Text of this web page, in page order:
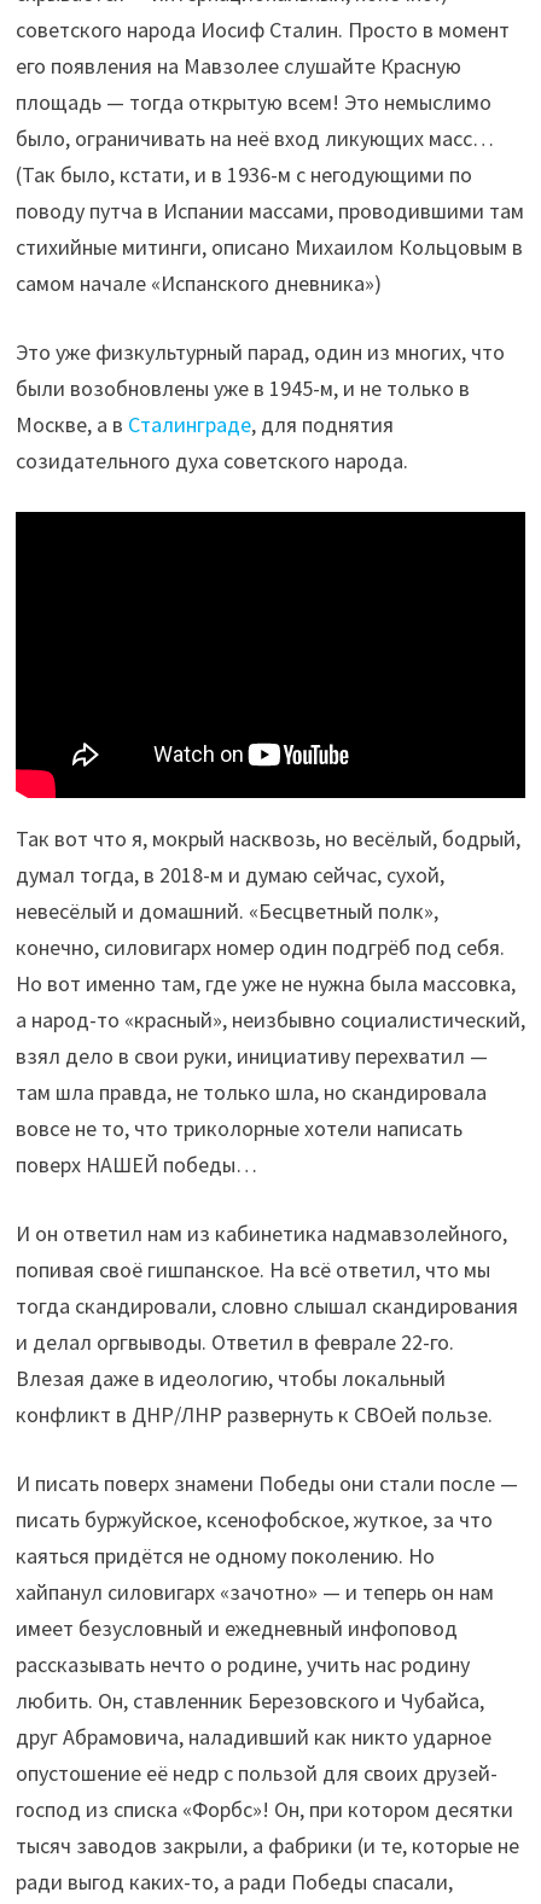
советского народа Иосиф Сталин. Просто в момент
его появления на Мавзолее слушайте Красную
площадь — тогда открытую всем! Это немыслимо
было, ограничивать на неё вход ликующих масс…
(Так было, кстати, и в 1936-м с негодующими по
поводу путча в Испании массами, проводившими там
стихийные митинги, описано Михаилом Кольцовым в
самом начале «Испанского дневника»)
Это уже физкультурный парад, один из многих, что
были возобновлены уже в 1945-м, и не только в
Москве, а в Сталинграде, для поднятия
созидательного духа советского народа.
Так вот что я, мокрый насквозь, но весёлый, бодрый,
думал тогда, в 2018-м и думаю сейчас, сухой,
невесёлый и домашний. «Бесцветный полк»,
конечно, силовигарх номер один подгрёб под себя.
Но вот именно там, где уже не нужна была массовка,
а народ-то «красный», неизбывно социалистический,
взял дело в свои руки, инициативу перехватил —
там шла правда, не только шла, но скандировала
вовсе не то, что триколорные хотели написать
поверх НАШЕЙ победы…
И он ответил нам из кабинетика надмавзолейного,
попивая своё гишпанское. На всё ответил, что мы
тогда скандировали, словно слышал скандирования
и делал оргвыводы. Ответил в феврале 22-го.
Влезая даже в идеологию, чтобы локальный
конфликт в ДНР/ЛНР развернуть к СВОей пользе.
И писать поверх знамени Победы они стали после —
писать буржуйское, ксенофобское, жуткое, за что
каяться придётся не одному поколению. Но
хайпанул силовигарх «зачотно» — и теперь он нам
имеет безусловный и ежедневный инфоповод
рассказывать нечто о родине, учить нас родину
любить. Он, ставленник Березовского и Чубайса,
друг Абрамовича, наладивший как никто ударное
опустошение её недр с пользой для своих друзей-
господ из списка «Форбс»! Он, при котором десятки
тысяч заводов закрыли, а фабрики (и те, которые не
ради выгод каких-то, а ради Победы спасали,